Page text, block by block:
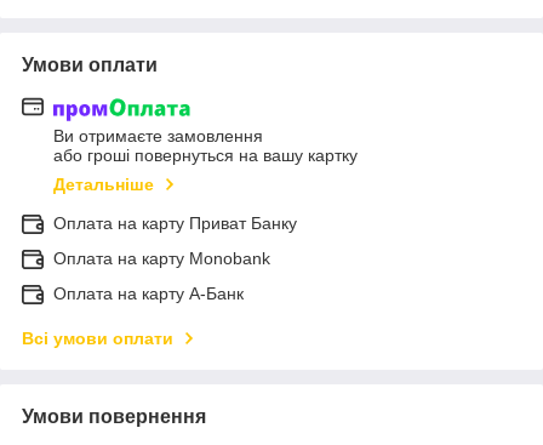
Умови оплати
Ви отримаєте замовлення
або гроші повернуться на вашу картку
Детальніше
Оплата на карту Приват Банку
Оплата на карту Monobank
Оплата на карту А-Банк
Всі умови оплати
Умови повернення